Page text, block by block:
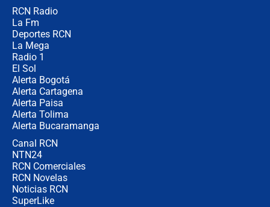
RCN Radio
La Fm
Deportes RCN
La Mega
Radio 1
El Sol
Alerta Bogotá
Alerta Cartagena
Alerta Paisa
Alerta Tolima
Alerta Bucaramanga
Canal RCN
NTN24
RCN Comerciales
RCN Novelas
Noticias RCN
SuperLike